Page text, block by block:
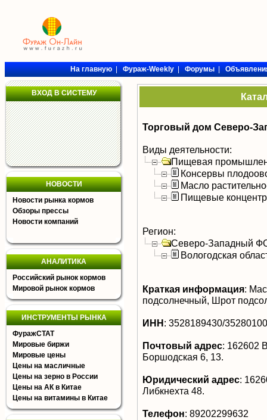
На главную|Фураж-Weekly|Форумы|
ВХОД В СИСТЕМУ
НОВОСТИ
Новости рынка кормов
Обзоры прессы
Новости компаний
АНАЛИТИКА
Российский рынок кормов
Мировой рынок кормов
ИНСТРУМЕНТЫ РЫНКА
ФуражСТАТ
Мировые биржи
Мировые цены
Цены на масличные
Цены на зерно в России
Цены на АК в Китае
Цены на витамины в Китае
Торговый дом Северо-
Виды деятельности:
Пищевая
Консервы
Масло
Пищевые
Регион:
Северо-Западный
Вологодская
Краткая информация:
подсолнечный, Шрот
ИНН: 3528189430/
Почтовый адрес: 162602
Боршодская 6, 13.
Юридический адрес:
Либкнехта 48.
Телефон: 89202299632